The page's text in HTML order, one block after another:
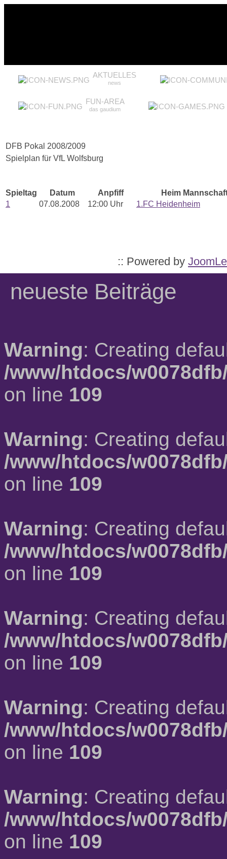
AKTUELLES
news
FUN-AREA
das gaudium
DFB Pokal 2008/2009
Spielplan für VfL Wolfsburg
Spieltag Datum Anpfiff
Heim
1
07.08.2008 12:00 Uhr 1.FC Heidenheim
:: Powered by
neueste Beiträge
Warning: Creating
/www/htdocs/
on line 109
Warning: Creating
/www/htdocs/
on line 109
Warning: Creating
/www/htdocs/
on line 109
Warning: Creating
/www/htdocs/
on line 109
Warning: Creating
/www/htdocs/
on line 109
Warning: Creating
/www/htdocs/
on line 109